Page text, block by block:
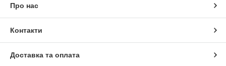
Про нас
Контакти
Доставка та оплата